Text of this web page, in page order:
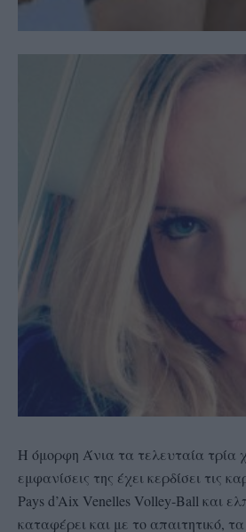
Η όμορφη Άνια τα τελευταία τρία
εμφανίσεις της έχει κερδίσει τις
Pays d’Aix Venelles Volley-Ball και
καταφέρει και με το απαιτητικό,